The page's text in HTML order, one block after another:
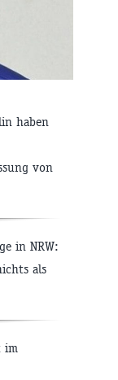
haben
von
in NRW:
als
im